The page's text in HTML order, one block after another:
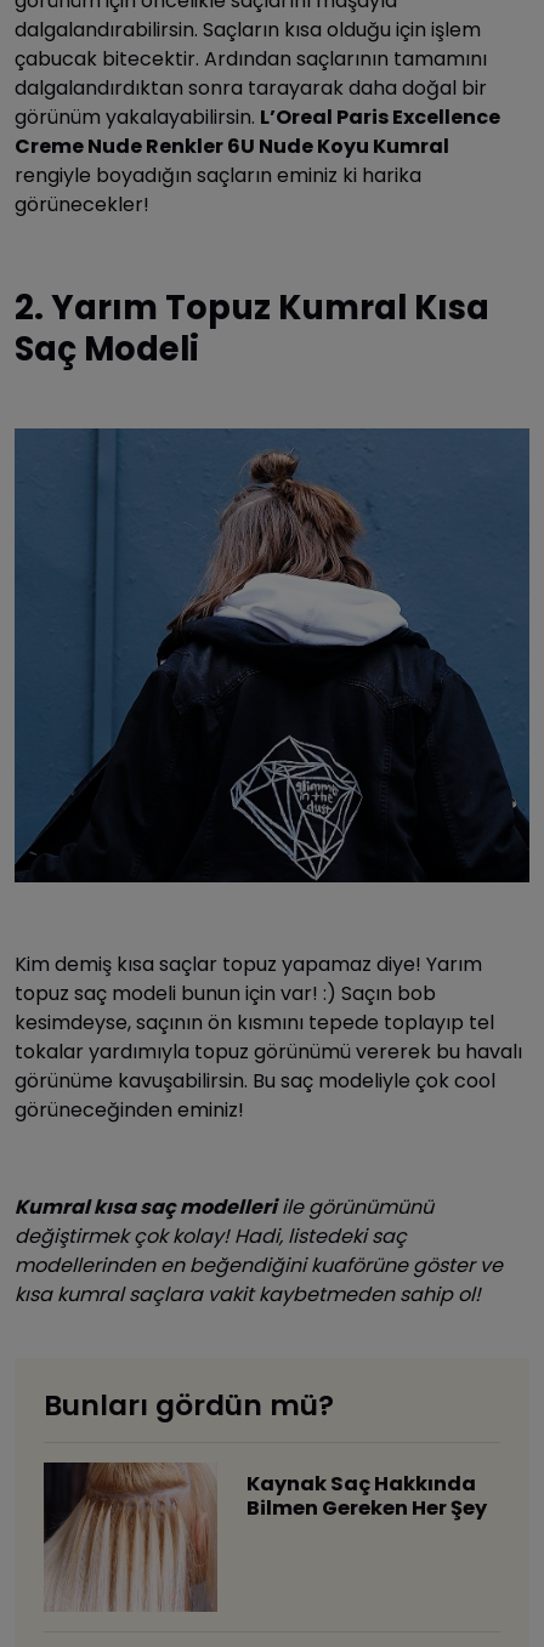
dalgalandırabilirsin. Saçların kısa olduğu için işlem
çabucak bitecektir. Ardından saçlarının tamamını
dalgalandırdıktan sonra tarayarak daha doğal bir
görünüm yakalayabilirsin. L’Oreal Paris Excellence
Creme Nude Renkler 6U Nude Koyu Kumral
rengiyle boyadığın saçların eminiz ki harika
görünecekler!
2. Yarım Topuz Kumral Kısa
Saç Modeli
Kim demiş kısa saçlar topuz yapamaz diye! Yarım
topuz saç modeli bunun için var! :) Saçın bob
kesimdeyse, saçının ön kısmını tepede toplayıp tel
tokalar yardımıyla topuz görünümü vererek bu havalı
görünüme kavuşabilirsin. Bu saç modeliyle çok cool
görüneceğinden eminiz!
Kumral kısa saç modelleriile görünümünü
değiştirmek çok kolay! Hadi, listedeki saç
modellerinden en beğendiğini kuaförüne göster ve
kısa kumral saçlara vakit kaybetmeden sahip ol!
Bunları gördün mü?
Kaynak Saç Hakkında
Bilmen Gereken Her Şey